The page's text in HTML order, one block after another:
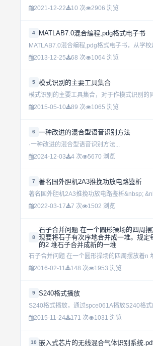
2021-12-22
10 次 2906 浏览
4 MATLAB7.0混合编程,pdg格式电子书
2013-12-25
68 次 1064 浏览
5 模式识别的主要工具集合
2015-05-10
89 次 1065 浏览
6 一种改进的混合型语音识别方法
·一种改进的混合型语音识别方法...
2024-12-03
4 次 5670 浏览
7 著名国外胆机2A3推挽功放电路鉴析
2022-03-17
7 次 1502 浏览
8
石子合并问题 在一个圆形操场的四周摆
现要将石子有次序地合并成一堆。规定
的2 堆石子合并成新的一堆
2016-02-11
148 次 1953 浏览
9 S240格式播放
2015-11-24
171 次 1031 浏览
10 嵌入式芯片的无线混合气体识别系统